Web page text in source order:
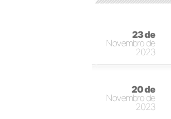
23 de
Novembro de
2023
20 de
Novembro de
2023